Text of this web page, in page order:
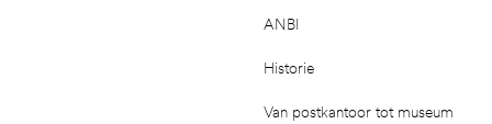
ANBI
Historie
Van postkantoor tot museum